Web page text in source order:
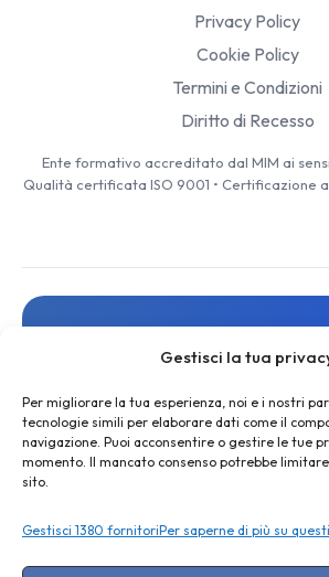
Gestisci la tua
Per migliorare la tua esperienza, noi e i nostri
tecnologie simili per elaborare dati come il
navigazione. Puoi acconsentire o gestire le tue
momento. Il mancato consenso potrebbe
sito.
Gestisci 1380 fornitoriPer saperne di più su
Privacy Policy
Cookie Policy
Termini e Condizioni
Diritto di Recesso
Ente formativo accreditato dal MIM ai sensi
Qualità certificata ISO 9001 • Certificazione
Resta
e offerte esclusive
ISCRIVITI